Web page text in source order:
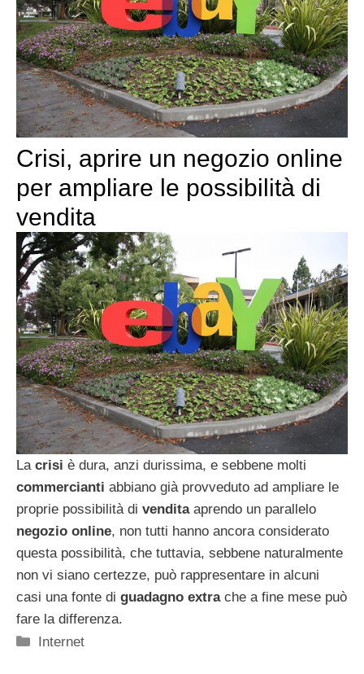
Crisi, aprire un negozio online
per ampliare le possibilità di
vendita
La crisi è dura, anzi durissima, e sebbene molti
commercianti abbiano già provveduto ad ampliare le
proprie possibilità di venditaaprendo un parallelo
negozio online, non tutti hanno ancora considerato
questa possibilità, che tuttavia, sebbene naturalmente
non vi siano certezze, può rappresentare in alcuni
casi una fonte di guadagno extrache a fine mese può
fare la differenza.
Categorie
Internet